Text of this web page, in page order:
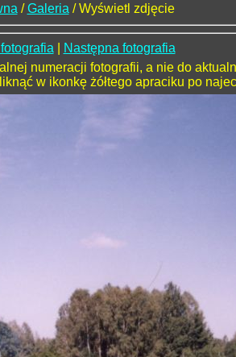
/ Galeria /Wyświetl zdjęcie
Następna fotografia
numeracji fotografii, a nie do
w ikonkę żółtego apraciku po